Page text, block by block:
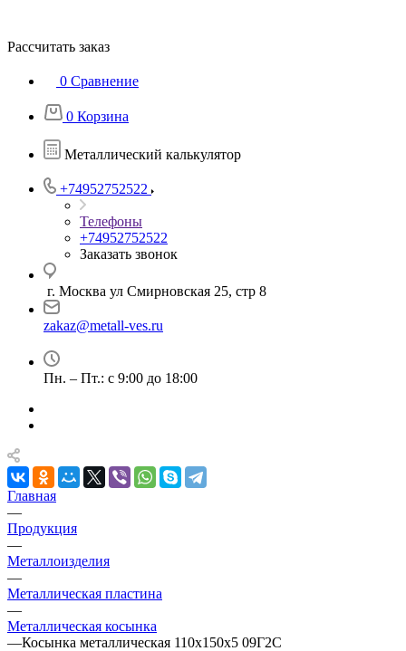
Рассчитать заказ
0 Сравнение
0 Корзина
Металлический калькулятор
+74952752522
Телефоны
+74952752522
Заказать звонок
г. Москва ул Смирновская 25, стр 8
zakaz@metall-ves.ru
Пн. – Пт.: с 9:00 до 18:00
Главная
—
Продукция
—
Металлоизделия
—
Металлическая пластина
—
Металлическая косынка
—Косынка металлическая 110х150х5 09Г2С